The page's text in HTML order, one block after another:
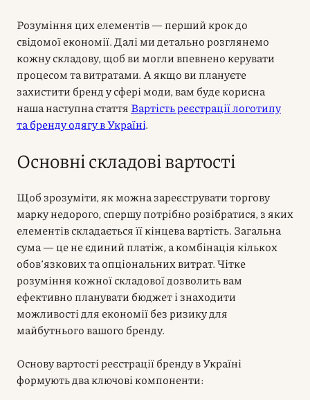
Розуміння цих елементів — перший крок до
свідомої економії. Далі ми детально розглянемо
кожну складову, щоб ви могли впевнено керувати
процесом та витратами. А якщо ви плануєте
захистити бренд у сфері моди, вам буде корисна
наша наступна стаття Вартість реєстрації логотипу
та бренду одягу в Україні.
Основні складові вартості
Щоб зрозуміти, як можна зареєструвати торгову
марку недорого, спершу потрібно розібратися, з яких
елементів складається її кінцева вартість. Загальна
сума — це не єдиний платіж, а комбінація кількох
обов’язкових та опціональних витрат. Чітке
розуміння кожної складової дозволить вам
ефективно планувати бюджет і знаходити
можливості для економії без ризику для
майбутнього вашого бренду.
Основу вартості реєстрації бренду в Україні
формують два ключові компоненти: